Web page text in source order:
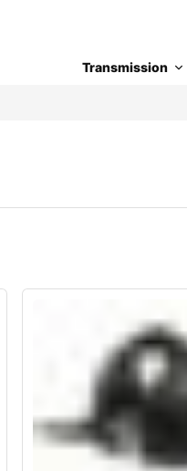
Transmission